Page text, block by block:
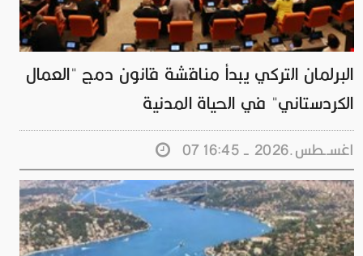
البرلمان التركي يبدأ مناقشة قانون دمج "العمال
الكردستاني" في الحياة المدنية
07 اغســطس.2026 - 16:45